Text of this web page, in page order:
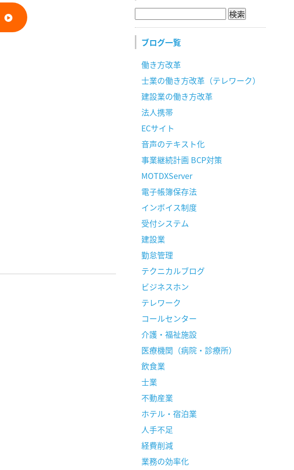
ブログ一覧
働き方改革
士業の働き方改革（テレワーク）
建設業の働き方改革
法人携帯
ECサイト
音声のテキスト化
事業継続計画 BCP対策
MOTDXServer
電子帳簿保存法
インボイス制度
受付システム
建設業
勤怠管理
テクニカルブログ
ビジネスホン
テレワーク
コールセンター
介護・福祉施設
医療機関（病院・診療所）
飲食業
士業
不動産業
ホテル・宿泊業
人手不足
経費削減
業務の効率化